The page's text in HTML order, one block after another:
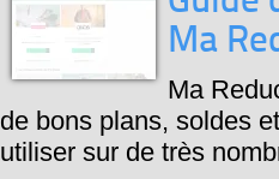
Ma
Ma
de bons plans, soldes
utiliser sur de très